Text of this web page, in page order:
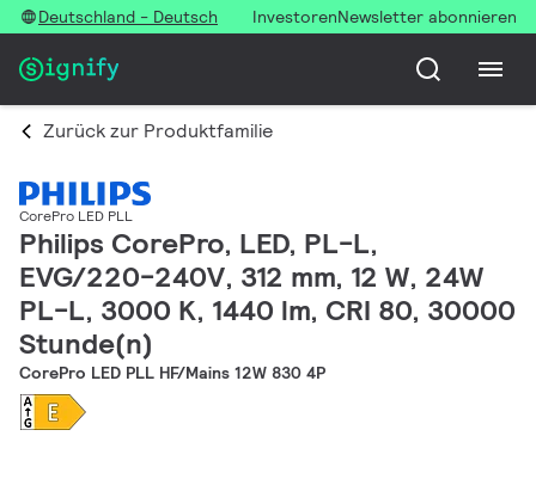
Deutschland - Deutsch InvestorenNewsletter abonnieren
Zurück zur Produktfamilie
CorePro LED PLL
Philips CorePro, LED, PL-L,
EVG/220-240V, 312 mm, 12 W, 24W
PL-L, 3000 K, 1440 lm, CRI 80, 30000
Stunde(n)
CorePro LED PLL HF/Mains 12W 830 4P